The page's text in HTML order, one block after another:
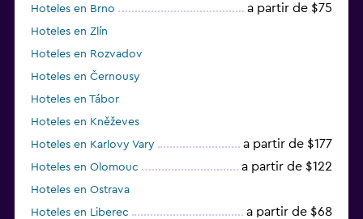
Hoteles en Brno a partir de $75
Hoteles en Zlín
Hoteles en Rozvadov
Hoteles en Černousy
Hoteles en Tábor
Hoteles en Kněževes
Hoteles en Karlovy Vary
a partir de $177
Hoteles en Olomouc a partir de $122
Hoteles en Ostrava
Hoteles en Liberec
a partir de $68